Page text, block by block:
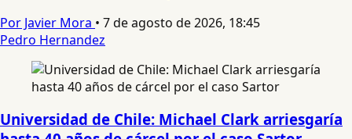
Por Javier Mora • 7 de agosto de 2026, 18:45
Pedro Hernandez
Universidad de Chile: Michael Clark arriesgaría